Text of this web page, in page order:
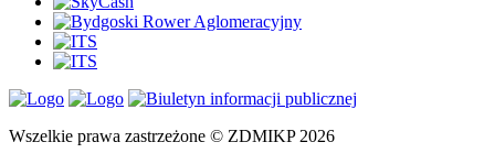
Wszelkie prawa zastrzeżone © ZDMIKP 2026